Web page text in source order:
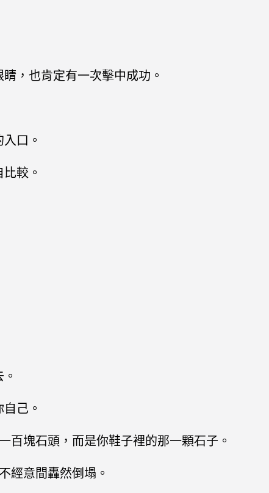
，也肯定有一次擊中成功。
口。
較。
己。
百塊石頭，而是你鞋子裡的那一顆石子。
經意間轟然倒塌。